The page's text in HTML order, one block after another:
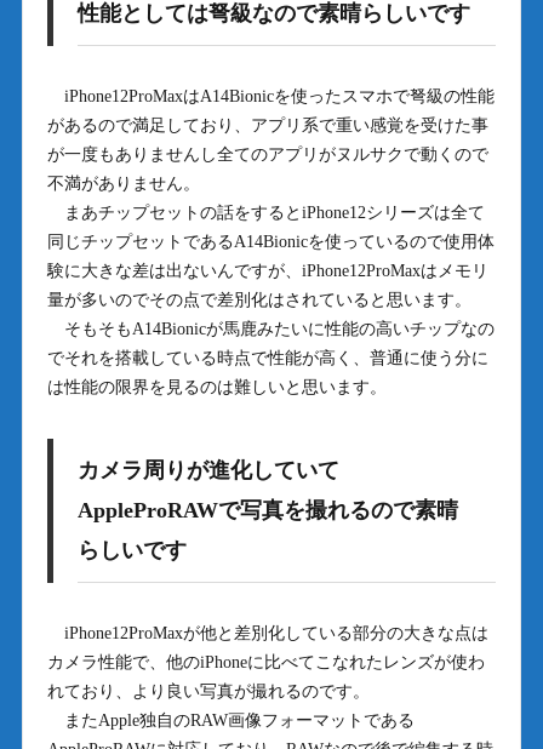
性能としては弩級なので素晴らしいです
iPhone12ProMaxはA14Bionicを使ったスマホで弩級の性能
があるので満足しており、アプリ系で重い感覚を受けた事
が一度もありませんし全てのアプリがヌルサクで動くので
不満がありません。
まあチップセットの話をするとiPhone12シリーズは全て
同じチップセットであるA14Bionicを使っているので使用体
験に大きな差は出ないんですが、iPhone12ProMaxはメモリ
量が多いのでその点で差別化はされていると思います。
そもそもA14Bionicが馬鹿みたいに性能の高いチップなの
でそれを搭載している時点で性能が高く、普通に使う分に
は性能の限界を見るのは難しいと思います。
カメラ周りが進化していて
AppleProRAWで写真を撮れるので素晴
らしいです
iPhone12ProMaxが他と差別化している部分の大きな点は
カメラ性能で、他のiPhoneに比べてこなれたレンズが使わ
れており、より良い写真が撮れるのです。
またApple独自のRAW画像フォーマットである